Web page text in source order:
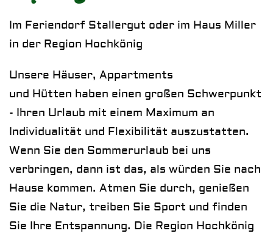
Im Feriendorf Stallergut oder im Haus Miller
in der Region Hochkönig
Unsere Häuser, Appartments
und Hütten haben einen großen Schwerpunkt
- Ihren Urlaub mit einem Maximum an
Individualität und Flexibilität auszustatten.
Wenn Sie den Sommerurlaub bei uns
verbringen, dann ist das, als würden Sie nach
Hause kommen. Atmen Sie durch, genießen
Sie die Natur, treiben Sie Sport und finden
Sie Ihre Entspannung. Die Region Hochkönig